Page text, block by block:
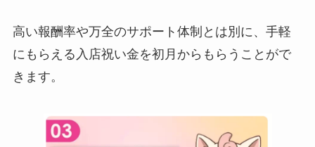
高い報酬率や万全のサポート体制とは別に、手軽
にもらえる入店祝い金を初月からもらうことがで
きます。